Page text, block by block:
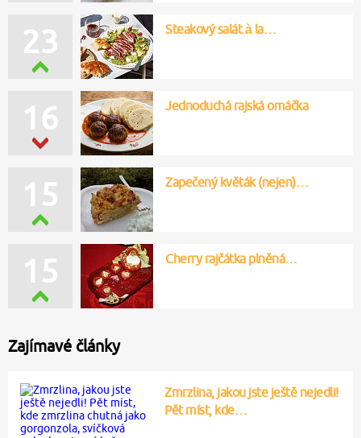
23 Steakový salát à la…
16 Jednoduchá rajská omáčka
15 Zapečený květák (nejen)…
15 Cherry rajčátka plněná…
Zajímavé články
Zmrzlina, jakou jste ještě nejedli!
Pět míst, kde…